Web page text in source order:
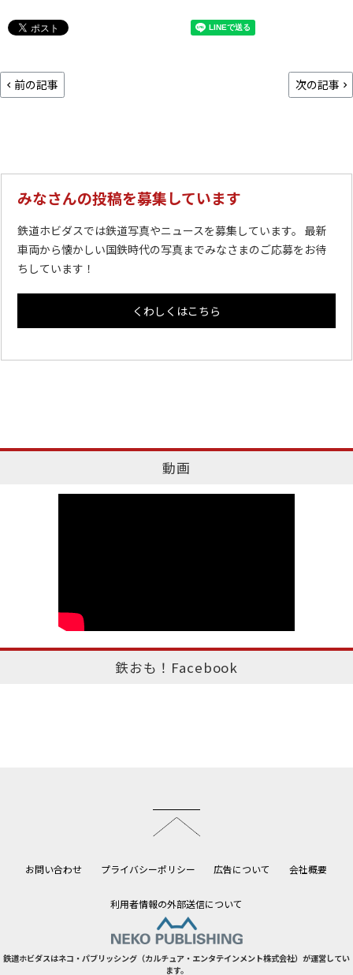
前の記事 次の記事
みなさんの投稿を募集しています
鉄道ホビダスでは鉄道写真やニュースを募集しています。 最新
車両から懐かしい国鉄時代の写真までみなさまのご応募をお待
ちしています！
くわしくはこちら
動画
鉄おも！Facebook
お問い合わせ プライバシーポリシー 広告について 会社概要
利用者情報の外部送信について
鉄道ホビダスはネコ・パブリッシング（カルチュア・エンタテインメント株式会社）が運営してい
ます。